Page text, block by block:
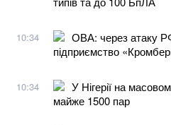
10:34
ОВА: через атаку
підприємство
10:34
У Нігерії на
майже 1500 пар